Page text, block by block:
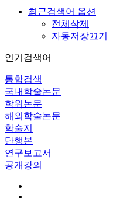
최근검색어 옵션
전체삭제
자동저장끄기
인기검색어
통합검색
국내학술논문
학위논문
해외학술논문
학술지
단행본
연구보고서
공개강의